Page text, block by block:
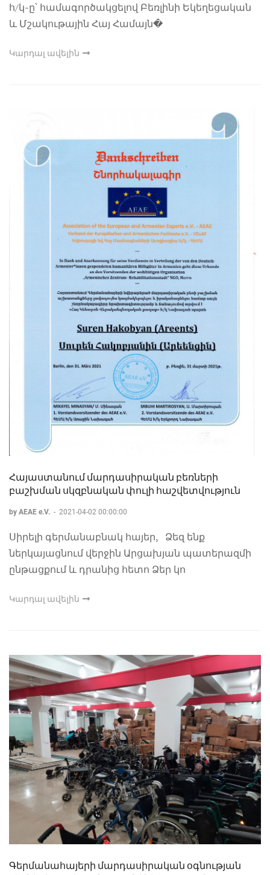
հ/կ-ը՝ համագործակցելով Բեռլինի Եկեղեցական
և Մշակութային Հայ Համայն�
Կարդալ ավելին
Հայաստանում մարդասիրական բեռների
բաշխման սկզբնական փուլի հաշվետվություն
by AEAE e.V. - 2021-04-02 00:00:00
Սիրելի գերմանաբնակ հայեր, Ձեզ ենք
ներկայացնում վերջին Արցախյան պատերազմի
ընթացքում և դրանից հետո Ձեր կո
Կարդալ ավելին
Գերմանահայերի մարդասիրական օգնության